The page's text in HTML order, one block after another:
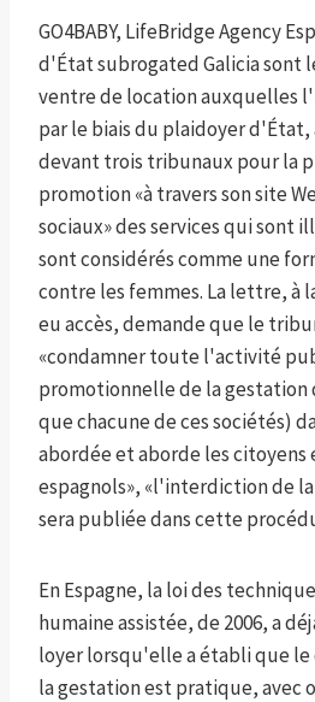
GO4BABY, LifeBridge Agency
d'État subrogated Galicia sont
ventre de location auxquelles
par le biais du plaidoyer
devant trois tribunaux pour la
promotion «à travers son site
sociaux» des services qui sont
sont considérés comme une
contre les femmes. La lettre, à
eu accès, demande que le
«condamner toute l'activité
promotionnelle de la
que chacune de ces sociétés)
abordée et aborde les citoyens
espagnols», «l'interdiction de
sera publiée dans cette
En Espagne, la loi des
humaine assistée, de 2006, a
loyer lorsqu'elle a établi que
la gestation est pratique, avec